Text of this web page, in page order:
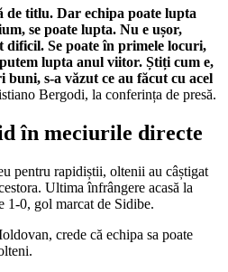
de titlu. Dar echipa poate lupta
se poate lupta. Nu e ușor,
dificil. Se poate în primele locuri,
lupta anul viitor. Știți cum e,
s-a văzut ce au făcut cu acel
Bergodi, la conferința de presă.
în meciurile directe
pentru rapidiștii, oltenii au câștigat
Ultima înfrângere acasă la
1-0, gol marcat de Sidibe.
crede că echipa sa poate